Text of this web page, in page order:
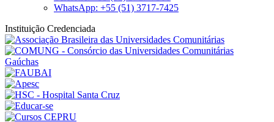
WhatsApp: +55 (51) 3717-7425
Instituição Credenciada